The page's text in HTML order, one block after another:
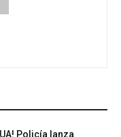
Policía lanza